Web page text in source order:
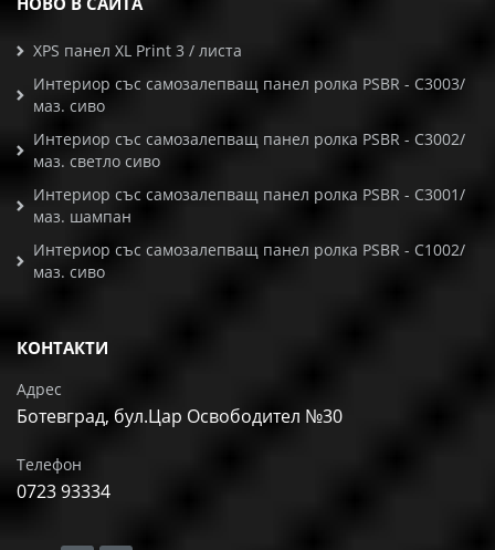
XPS панел XL Print 3 / листа
Интериор със самозалепващ панел ролка PSBR - C3003/
маз. сиво
Интериор със самозалепващ панел ролка PSBR - C3002/
маз. светло сиво
Интериор със самозалепващ панел ролка PSBR - C3001/
маз. шампан
Интериор със самозалепващ панел ролка PSBR - C1002/
маз. сиво
КОНТАКТИ
Адрес
Ботевград, бул.Цар Освободител №30
Телефон
0723 93334